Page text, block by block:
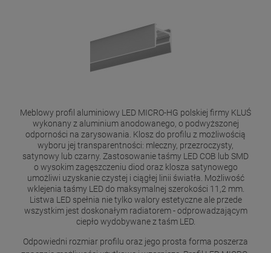
Meblowy profil aluminiowy LED MICRO-HG polskiej firmy KLUŚ
wykonany z aluminium anodowanego, o podwyższonej
odporności na zarysowania. Klosz do profilu z możliwością
wyboru jej transparentności: mleczny, przezroczysty,
satynowy lub czarny. Zastosowanie taśmy LED COB lub SMD
o wysokim zagęszczeniu diod oraz klosza satynowego
umożliwi uzyskanie czystej i ciągłej linii światła. Możliwość
wklejenia taśmy LED do maksymalnej szerokości 11,2 mm.
Listwa LED spełnia nie tylko walory estetyczne ale przede
wszystkim jest doskonałym radiatorem - odprowadzającym
ciepło wydobywane z taśm LED.
Odpowiedni rozmiar profilu oraz jego prosta forma poszerza